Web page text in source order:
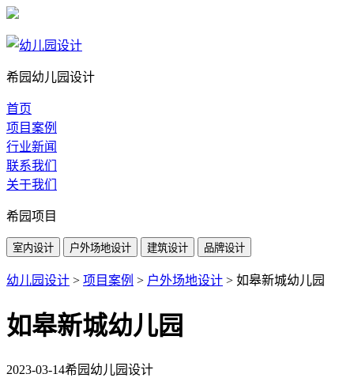
希园幼儿园设计
首页
项目案例
行业新闻
联系我们
关于我们
希园项目
室内设计 户外场地设计 建筑设计 品牌设计
幼儿园设计 > 项目案例 > 户外场地设计 > 如皋新城幼儿园
如皋新城幼儿园
2023-03-14希园幼儿园设计